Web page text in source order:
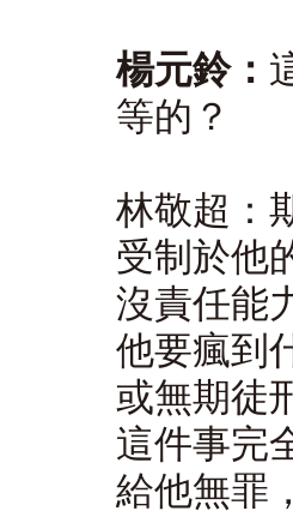
楊元鈴：
等的？
林敬超：
受制於他
沒責任能
他要瘋到
或無期徒
這件事完
給他無罪